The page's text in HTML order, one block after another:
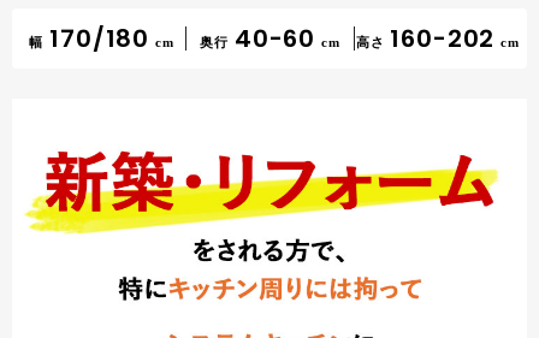
幅 170/180 cm 奥行 40-60 cm 高さ 160-202 cm